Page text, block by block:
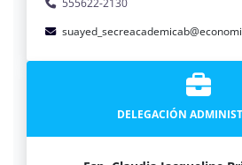
555622-2130
DELEGACIÓN